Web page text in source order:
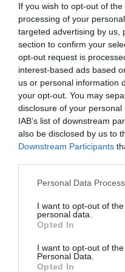
If you wish to opt-out of
processing of your
targeted advertising by us,
section to confirm your
opt-out request is
interest-based ads based
us or personal information
your opt-out. You may
disclosure of your
IAB’s list of downstream
also be disclosed by us to
Downstream Participants
Please note that this
not limited to your visit or
grant or deny consent to
use your data for below
consent section.
Personal Data
I want to opt-out of
personal data.
Opted In
I want to opt-out of
Personal Data.
Opted In
πληροφορίες έχει